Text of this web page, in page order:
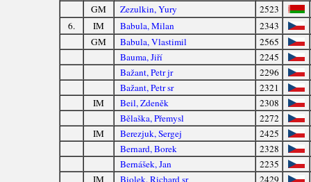
GM
Zezulkin, Yury
2523
6.
IM Babula, Milan
2343
GM
Babula, Vlastimil
2565
Bauma, Jiří
2245
Bažant, Petr jr
2296
Bažant, Petr sr
2321
IM
Beil, Zdeněk
2308
Bělaška, Přemysl
2272
IM
Berezjuk, Sergej
2425
Bernard, Borek
2328
Bernášek, Jan
2235
IM
Biolek, Richard sr
2429